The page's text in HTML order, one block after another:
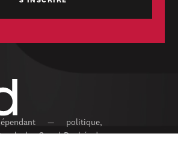
— politique,
du Grand-Duché de